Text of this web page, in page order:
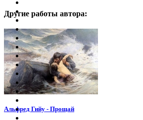
Другие работы автора:
Альфред Гийу - Прощай